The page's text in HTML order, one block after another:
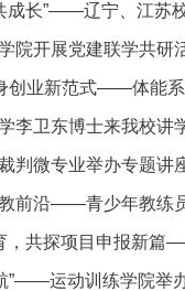
成长”——辽宁、江苏
院开展党建联学共研
创业新范式——体能
李卫东博士来我校讲
判微专业举办专题讲
前沿——青少年教练
，共探项目申报新篇
”——运动训练学院举